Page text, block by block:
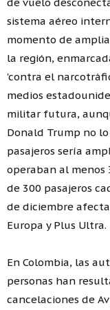
sistema aéreo
momento de
la región,
'contra el
medios
militar futura,
Donald Trump no
pasajeros sería
operaban al menos
de 300 pasajeros
de diciembre
Europa y Plus Ultra.
En Colombia, las
personas han
cancelaciones de